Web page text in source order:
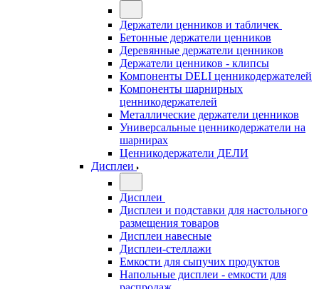
Держатели ценников и табличек
Бетонные держатели ценников
Деревянные держатели ценников
Держатели ценников - клипсы
Компоненты DELI ценникодержателей
Компоненты шарнирных
ценникодержателей
Металлические держатели ценников
Универсальные ценникодержатели на
шарнирах
Ценникодержатели ДЕЛИ
Дисплеи
Дисплеи
Дисплеи и подставки для настольного
размещения товаров
Дисплеи навесные
Дисплеи-стеллажи
Емкости для сыпучих продуктов
Напольные дисплеи - емкости для